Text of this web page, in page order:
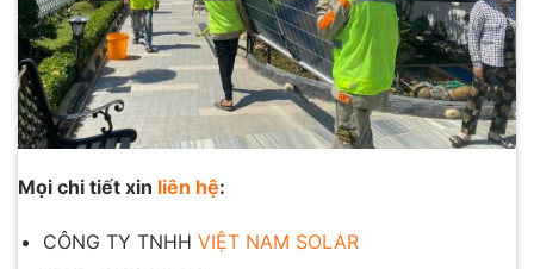
Mọi chi tiết xin liên hệ:
CÔNG TY TNHH VIỆT NAM SOLAR